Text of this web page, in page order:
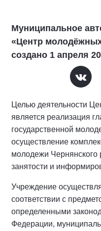
Муниципальное
«Центр
создано 1 апреля
Целью деятельности
является реализация
государственной
осуществление
молодежи Чернянского
занятости и
Учреждение
соответствии с
определенными
Федерации,